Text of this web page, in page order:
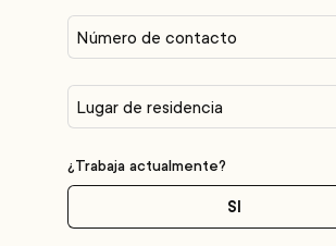
Número de contacto
Lugar de residencia
¿Trabaja actualmente?
SI